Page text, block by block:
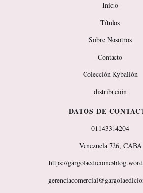
Inicio
Títulos
Sobre Nosotros
Contacto
Colección Kybalión
distribución
DATOS DE
01143314204
Venezuela 726, CABA
https://